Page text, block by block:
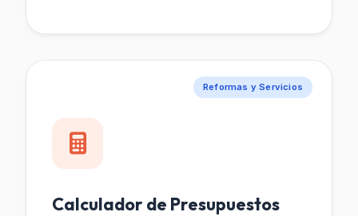
Reformas y Servicios
Calculador de Presupuestos